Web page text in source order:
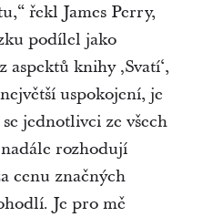
řekl James Perry,
podílel jako
aspektů knihy ‚Svatí‘,
uspokojení, je
jednotlivci ze všech
rozhodují
cenu značných
Je pro mě